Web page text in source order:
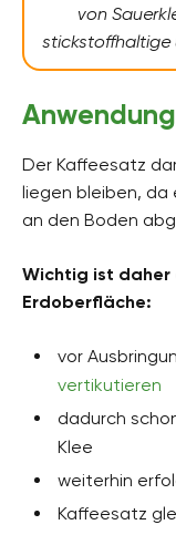
von
stickstoffhaltige
Anwendung
Der Kaffeesatz
liegen bleiben,
an den Boden
Wichtig ist daher
Erdoberfläche:
vor
vertikutieren
dadurch
Klee
weiterhin
Kaffeesatz